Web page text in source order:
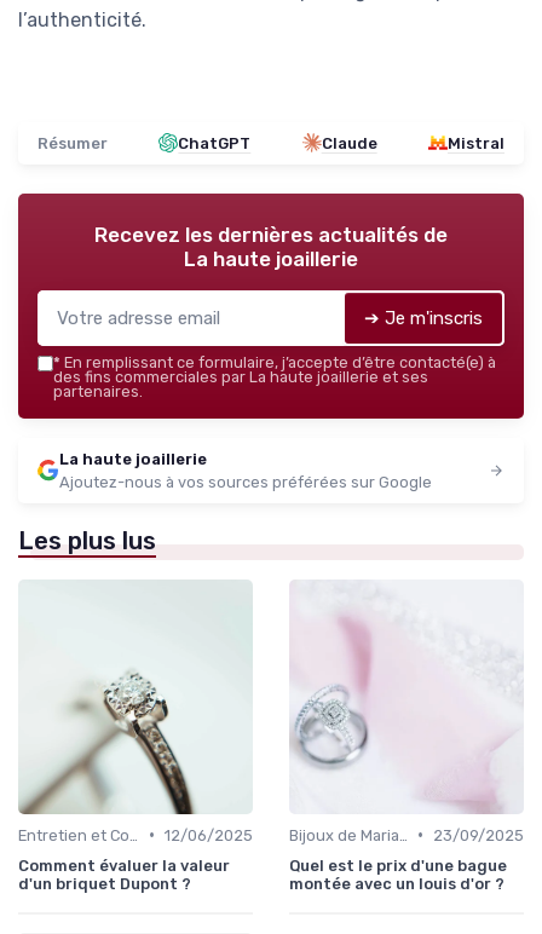
l’authenticité.
Résumer ChatGPT Claude Mistral
Recevez les dernières actualités de
La haute joaillerie
➔ Je m'inscris
* En remplissant ce formulaire, j’accepte d’être contacté(e) à
des fins commerciales par La haute joaillerie et ses
partenaires.
La haute joaillerie
Ajoutez-nous à vos sources préférées sur Google
Les plus lus
• 12/06/2025
Comment évaluer la valeur
d'un briquet Dupont ?
•
23/09/2025
Quel est le prix d'une bague
montée avec un louis d'or ?